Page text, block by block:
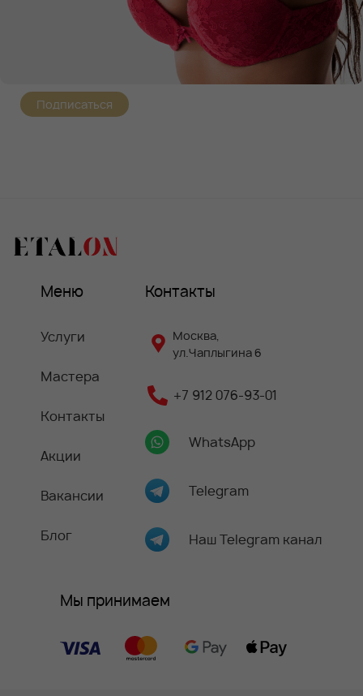
Подписаться
Меню
Услуги
Мастера
Контакты
Акции
Вакансии
Блог
Контакты
Москва,
ул.Чаплыгина 6
+7 912 076-93-01
WhatsApp
Telegram
Наш Telegram канал
Мы принимаем